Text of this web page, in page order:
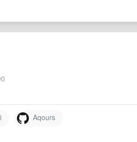
Aqours